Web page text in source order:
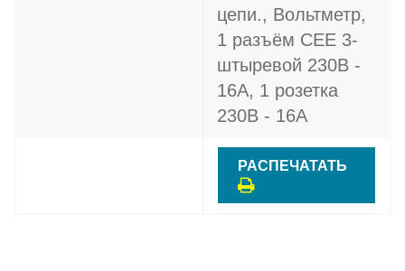
цепи., Вольтметр,
1 разъём CEE 3-
штыревой 230В -
16A, 1 розетка
230В - 16A
РАСПЕЧАТАТЬ